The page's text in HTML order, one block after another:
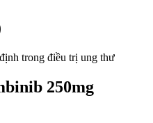
trong điều trị ung thư
250mg